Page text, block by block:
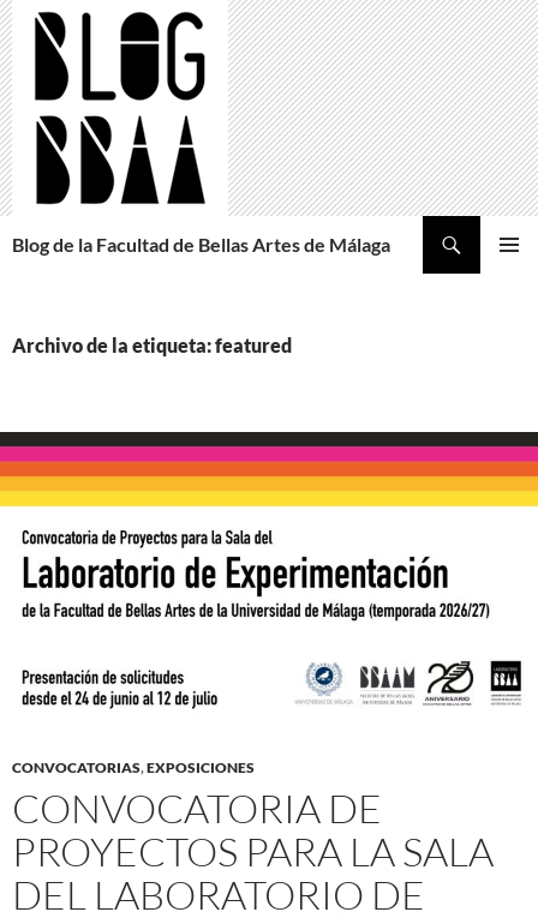
Saltar
al
contenido
Blog de la Facultad de Bellas Artes de Málaga
Archivo de la etiqueta: featured
CONVOCATORIAS,EXPOSICIONES
CONVOCATORIA DE
PROYECTOS PARA LA SALA
DEL LABORATORIO DE